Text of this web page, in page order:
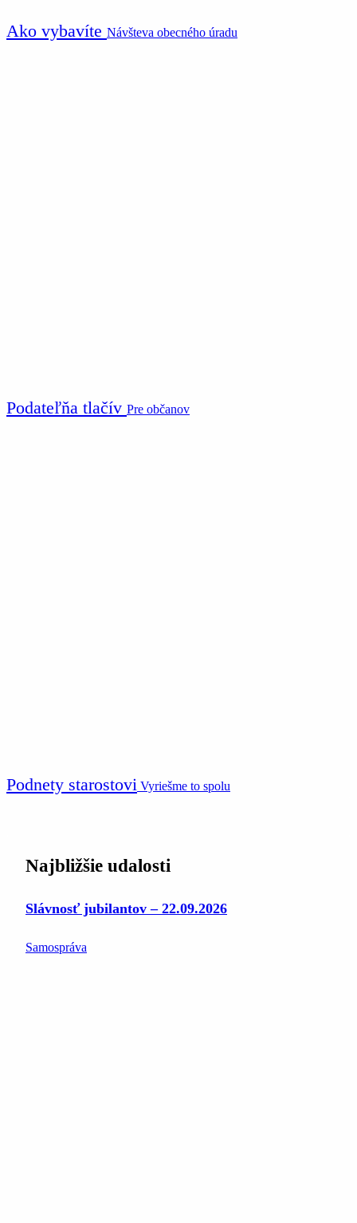
Ako vybavíte Návšteva obecného úradu
Podateľňa tlačív Pre občanov
Podnety starostovi Vyriešme to spolu
Najbližšie udalosti
Slávnosť jubilantov – 22.09.2026
Samospráva